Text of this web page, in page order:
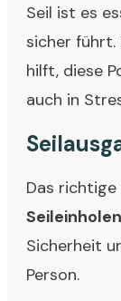
Seil ist es
sicher führt.
hilft, diese
auch in
Das
Seileinholen
Sicherheit
Person.